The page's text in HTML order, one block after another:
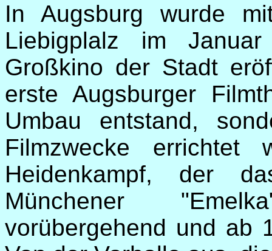
In Augsburg wurde
Liebigplalz im
Großkino der Stadt
erste Augsburger
Umbau entstand,
Filmzwecke errichtet
Heidenkampf, der
Münchener
vorübergehend und ab